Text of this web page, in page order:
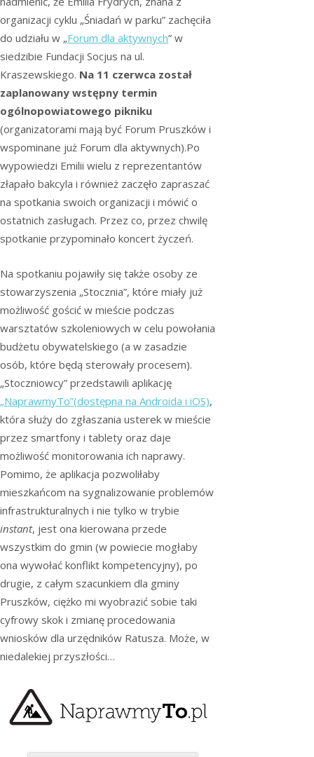
organizacji cyklu „Śniadań w parku” zachęciła
do udziału w „Forum dla aktywnych” w
siedzibie Fundacji Socjus na ul.
Kraszewskiego. Na 11 czerwca został
zaplanowany wstępny termin
ogólnopowiatowego pikniku
(organizatorami mają być Forum Pruszków i
wspominane już Forum dla aktywnych).Po
wypowiedzi Emilii wielu z reprezentantów
złapało bakcyla i również zaczęło zapraszać
na spotkania swoich organizacji i mówić o
ostatnich zasługach. Przez co, przez chwilę
spotkanie przypominało koncert życzeń.
Na spotkaniu pojawiły się także osoby ze
stowarzyszenia „Stocznia”, które miały już
możliwość gościć w mieście podczas
warsztatów szkoleniowych w celu powołania
budżetu obywatelskiego (a w zasadzie
osób, które będą sterowały procesem).
„Stoczniowcy” przedstawili aplikację
„NaprawmyTo”(dostępna na Androida i iOS),
która służy do zgłaszania usterek w mieście
przez smartfony i tablety oraz daje
możliwość monitorowania ich naprawy.
Pomimo, że aplikacja pozwoliłaby
mieszkańcom na sygnalizowanie problemów
infrastrukturalnych i nie tylko w trybie
instant, jest ona kierowana przede
wszystkim do gmin (w powiecie mogłaby
ona wywołać konflikt kompetencyjny), po
drugie, z całym szacunkiem dla gminy
Pruszków, ciężko mi wyobrazić sobie taki
cyfrowy skok i zmianę procedowania
wniosków dla urzędników Ratusza. Może, w
niedalekiej przyszłości…